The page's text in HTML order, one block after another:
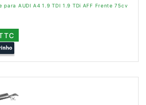
para AUDI A4 1.9 TDI 1.9 TDi AFF Frente 75cv